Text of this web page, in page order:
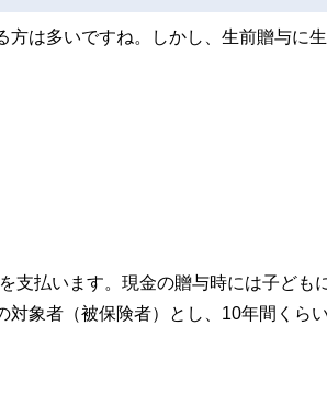
は多いですね。しかし、生前贈与に
支払います。現金の贈与時には子ども
象者（被保険者）とし、10年間くら